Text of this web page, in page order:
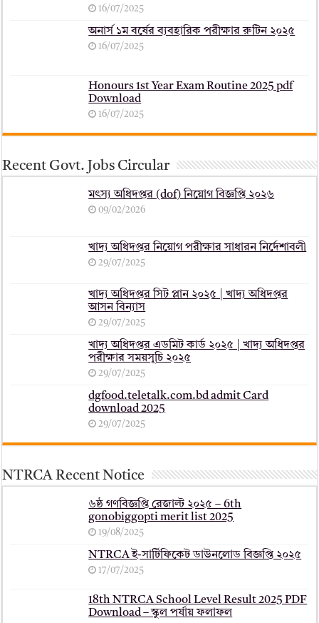
16/07/2025
অনার্স ১ম বর্ষের ব্যবহারিক পরীক্ষার ‍রুটিন ২০২৫
16/07/2025
Honours 1st Year Exam Routine 2025 pdf
Download
16/07/2025
Recent Govt. Jobs Circular
মৎস্য অধিদপ্তর (dof) নিয়োগ বিজ্ঞপ্তি ২০২৬
09/02/2026
খাদ্য অধিদপ্তর নিয়োগ পরীক্ষার সাধারন নির্দেশাবলী
29/07/2025
খাদ্য অধিদপ্তর সিট প্লান ২০২৫ | খাদ্য অধিদপ্তর
আসন বিন্যাস
29/07/2025
খাদ্য অধিদপ্তর এডমিট কার্ড ২০২৫ | খাদ্য অধিদপ্তর
পরীক্ষার সময়সূচি ২০২৫
29/07/2025
dgfood.teletalk.com.bd admit Card
download 2025
29/07/2025
NTRCA Recent Notice
৬ষ্ঠ গণবিজ্ঞপ্তি রেজাল্ট ২০২৫ – 6th
gonobiggopti merit list 2025
19/08/2025
NTRCA ই-সার্টিফিকেট ডাউনলোড বিজ্ঞপ্তি ২০২৫
17/07/2025
18th NTRCA School Level Result 2025 PDF
Download – স্কুল পর্যায় ফলাফল